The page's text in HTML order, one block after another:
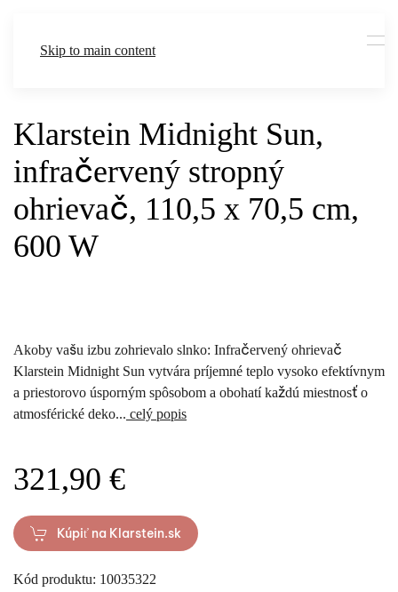
Skip to main content
Klarstein Midnight Sun,
infračervený stropný
ohrievač, 110,5 x 70,5 cm,
600 W
Akoby vašu izbu zohrievalo slnko: Infračervený ohrievač
Klarstein Midnight Sun vytvára príjemné teplo vysoko efektívnym
a priestorovo úsporným spôsobom a obohatí každú miestnosť o
atmosférické deko... celý popis
321,90 €
Kúpiť na Klarstein.sk
Kód produktu: 10035322